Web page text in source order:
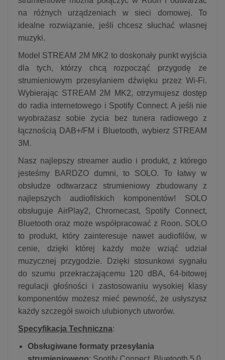
na różnych urządzeniach w sieci domowej. To
idealne rozwiązanie, jeśli chcesz słuchać własnej
muzyki.
Model STREAM 2M MK2 to doskonały punkt wyjścia
dla tych, którzy chcą rozpocząć przygodę ze
strumieniowym przesyłaniem dźwięku przez Wi-Fi.
Wybierając STREAM 2M MK2, otrzymujesz dostęp
do radia internetowego i Spotify Connect. A jeśli nie
wyobrażasz sobie życia bez tunera radiowego z
łącznością DAB+/FM i Bluetooth, wybierz STREAM
3M.
Nasz najlepszy streamer audio i produkt, z którego
jesteśmy BARDZO dumni, to SOLO. To łatwy w
obsłudze odtwarzacz strumieniowy zbudowany z
najlepszych audiofilskich komponentów! SOLO
obsługuje AirPlay2, Chromecast, Spotify Connect,
Bluetooth oraz może współpracować z Roon. SOLO
to produkt, który zainteresuje nawet audiofilów, w
cenie, dzięki której każdy może wziąć udział
muzycznej przygodzie. Dzięki stosunkowi sygnału
do szumu przekraczającemu 120 dBA, 64-bitowej
regulacji głośności i zastosowaniu wysokiej klasy
komponentów możesz mieć pewność, że usłyszysz
każdy szczegół swoich ulubionych utworów.
Specyfikacja Techniczna:
Obsługiwane formaty przesyłania